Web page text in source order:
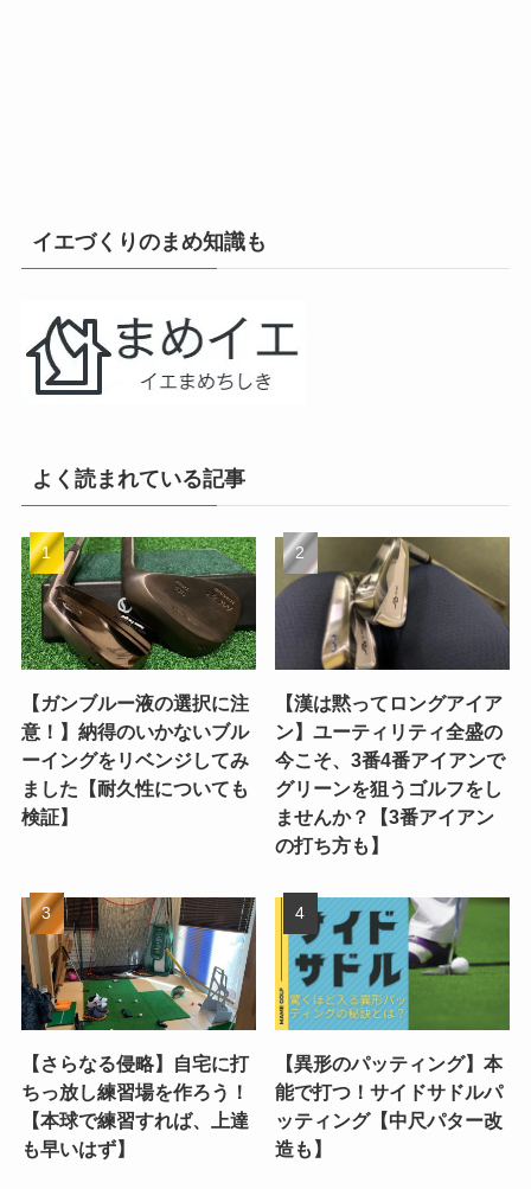
イエづくりのまめ知識も
よく読まれている記事
【ガンブルー液の選択に注
意！】納得のいかないブル
ーイングをリベンジしてみ
ました【耐久性についても
検証】
【漢は黙ってロングアイア
ン】ユーティリティ全盛の
今こそ、3番4番アイアンで
グリーンを狙うゴルフをし
ませんか？【3番アイアン
の打ち方も】
【さらなる侵略】自宅に打
ちっ放し練習場を作ろう！
【本球で練習すれば、上達
も早いはず】
【異形のパッティング】本
能で打つ！サイドサドルパ
ッティング【中尺パター改
造も】